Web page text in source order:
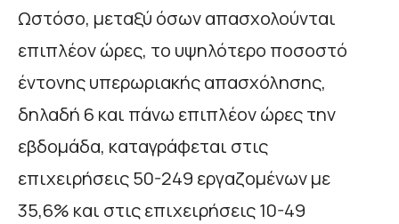
Ωστόσο, μεταξύ όσων απασχολούνται
επιπλέον ώρες, το υψηλότερο ποσοστό
έντονης υπερωριακής απασχόλησης,
δηλαδή 6 και πάνω επιπλέον ώρες την
εβδομάδα, καταγράφεται στις
επιχειρήσεις 50-249 εργαζομένων με
35,6% και στις επιχειρήσεις 10-49